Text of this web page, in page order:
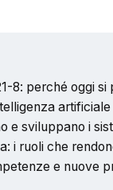
8: perché oggi
artificiale
e sviluppano i
i ruoli che
e nuove